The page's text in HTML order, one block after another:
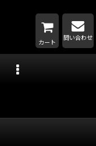
カート
問い合わせ